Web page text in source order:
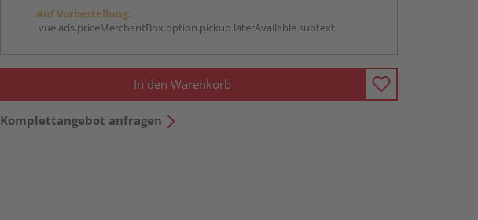
Auf Vorbestellung:
vue.ads.priceMerchantBox.option.pickup.laterAvailable.subtext
In den Warenkorb
Komplettangebot anfragen